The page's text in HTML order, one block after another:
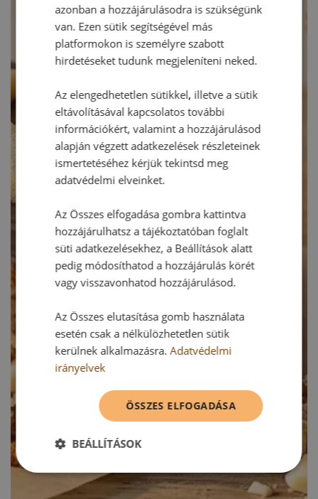
azonban a hozzájárulásodra is szükségünk
van. Ezen sütik segítségével más
platformokon is személyre szabott
hirdetéseket tudunk megjeleníteni neked.
Az elengedhetetlen sütikkel, illetve a sütik
eltávolításával kapcsolatos további
információkért, valamint a hozzájárulásod
alapján végzett adatkezelések részleteinek
ismertetéséhez kérjük tekintsd meg
adatvédelmi elveinket.
Az Összes elfogadása gombra kattintva
hozzájárulhatsz a tájékoztatóban foglalt
süti adatkezelésekhez, a Beállítások alatt
pedig módosíthatod a hozzájárulás körét
vagy visszavonhatod hozzájárulásod.
Az Összes elutasítása gomb használata
esetén csak a nélkülözhetetlen sütik
kerülnek alkalmazásra.Adatvédelmi
irányelvek
ÖSSZES ELFOGADÁSA
BEÁLLÍTÁSOK